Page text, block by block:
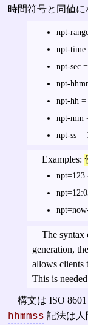
時間符号と同値に
npt-
npt-time
npt-sec
npt-
npt-hh
npt-mm
npt-ss =
Examples:
The syntax
generation,
allows clients
This is
構文は ISO 8601
hhmmss 記法は人